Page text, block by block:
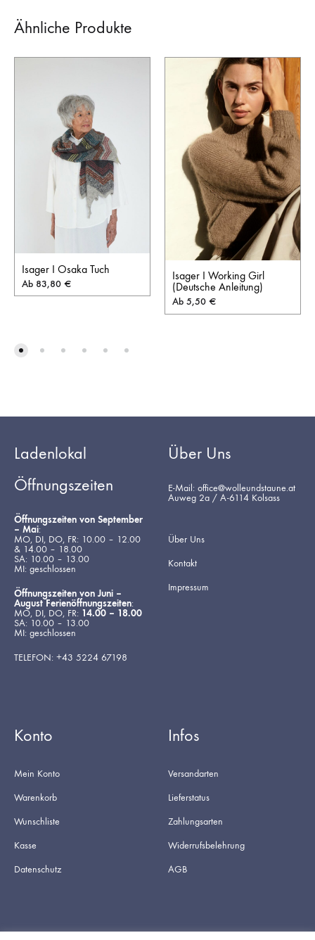
Ähnliche Produkte
Isager I Osaka Tuch
Ab 83,80 €
Isager I Working Girl
(Deutsche Anleitung)
Ab 5,50 €
Ladenlokal
Öffnungszeiten
Öffnungszeiten von September
– Mai:
MO, DI, DO, FR: 10.00 – 12.00
& 14.00 – 18.00
SA: 10.00 – 13.00
MI: geschlossen
Öffnungszeiten von Juni –
August Ferienöffnungszeiten:
MO, DI, DO, FR: 14.00 – 18.00
SA: 10.00 – 13.00
MI: geschlossen
TELEFON: +43 5224 67198
Über Uns
E-Mail: office@wolleundstaune.at
Auweg 2a / A-6114 Kolsass
Über Uns
Kontakt
Impressum
Konto
Mein Konto
Warenkorb
Wunschliste
Kasse
Datenschutz
Infos
Versandarten
Lieferstatus
Zahlungsarten
Widerrufsbelehrung
AGB